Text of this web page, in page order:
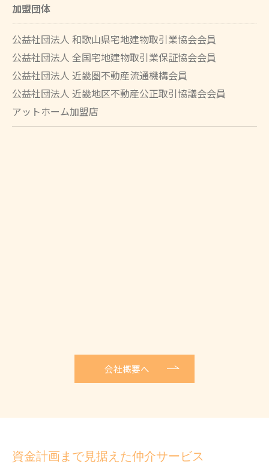
加盟団体
公益社団法人 和歌山県宅地建物取引業協会会員
公益社団法人 全国宅地建物取引業保証協会会員
公益社団法人 近畿圏不動産流通機構会員
公益社団法人 近畿地区不動産公正取引協議会会員
アットホーム加盟店
会社概要へ
資金計画まで見据えた仲介サービス